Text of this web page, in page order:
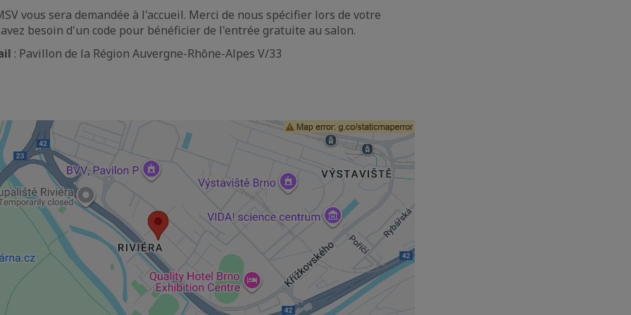
vous sera demandée à l'accueil. Merci de nous spécifier lors de votre
besoin d'un code pour bénéficier de l'entrée gratuite au salon.
: Pavillon de la Région Auvergne-Rhône-Alpes V/33